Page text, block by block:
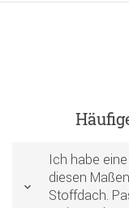
Ich habe
diesen
Stoffdach.